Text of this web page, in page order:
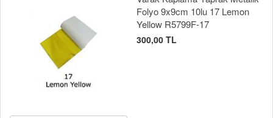
Folyo 9x9cm 10lu 17 Lemon
Yellow R5799F-17
300,00 TL